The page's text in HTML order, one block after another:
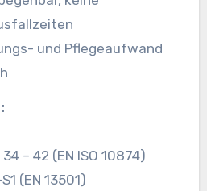
und Pflegeaufwand
– 42 (EN ISO 10874)
(EN 13501)